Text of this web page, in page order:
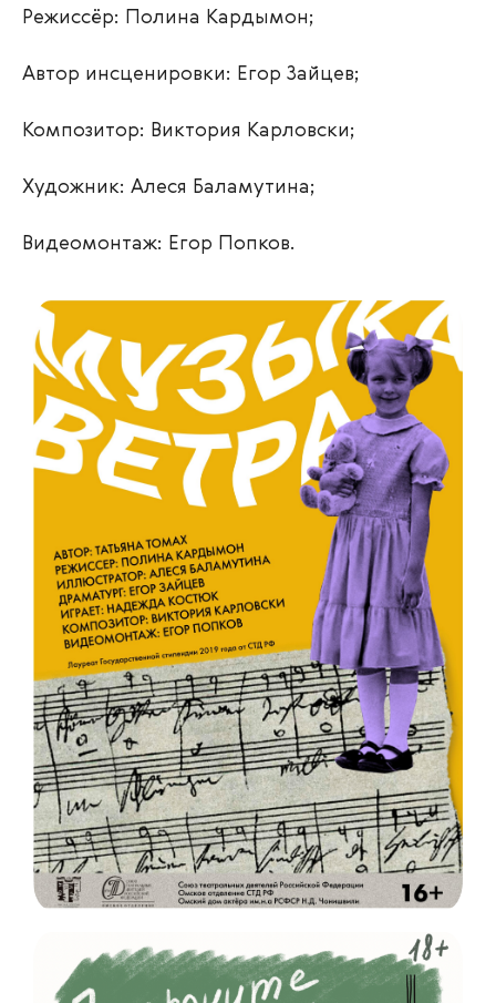
Режиссёр: Полина Кардымон;
Автор инсценировки: Егор Зайцев;
Композитор: Виктория Карловски;
Художник: Алеся Баламутина;
Видеомонтаж: Егор Попков.